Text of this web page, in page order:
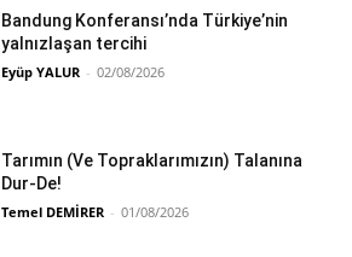
Bandung Konferansı’nda Türkiye’nin
yalnızlaşan tercihi
Eyüp YALUR - 02/08/2026
Tarımın (Ve Topraklarımızın) Talanına
Dur-De!
Temel DEMİRER - 01/08/2026